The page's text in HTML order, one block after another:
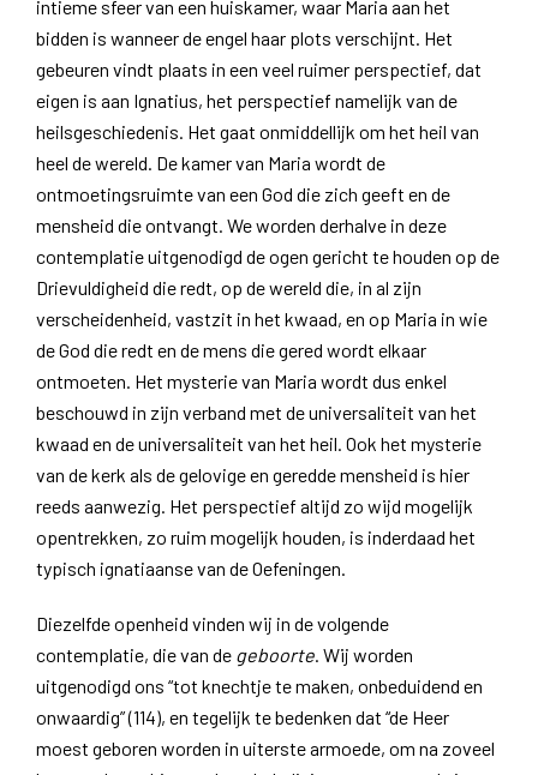
intieme sfeer van een huiskamer, waar Maria aan het
bidden is wanneer de engel haar plots verschijnt. Het
gebeuren vindt plaats in een veel ruimer perspectief, dat
eigen is aan Ignatius, het perspectief namelijk van de
heilsgeschiedenis. Het gaat onmiddellijk om het heil van
heel de wereld. De kamer van Maria wordt de
ontmoetingsruimte van een God die zich geeft en de
mensheid die ontvangt. We worden derhalve in deze
contemplatie uitgenodigd de ogen gericht te houden op de
Drievuldigheid die redt, op de wereld die, in al zijn
verscheidenheid, vastzit in het kwaad, en op Maria in wie
de God die redt en de mens die gered wordt elkaar
ontmoeten. Het mysterie van Maria wordt dus enkel
beschouwd in zijn verband met de universaliteit van het
kwaad en de universaliteit van het heil. Ook het mysterie
van de kerk als de gelovige en geredde mensheid is hier
reeds aanwezig. Het perspectief altijd zo wijd mogelijk
opentrekken, zo ruim mogelijk houden, is inderdaad het
typisch ignatiaanse van de Oefeningen.
Diezelfde openheid vinden wij in de volgende
contemplatie, die van de geboorte . Wij worden
uitgenodigd ons “tot knechtje te maken, onbeduidend en
onwaardig” (114), en tegelijk te bedenken dat “de Heer
moest geboren worden in uiterste armoede, om na zoveel